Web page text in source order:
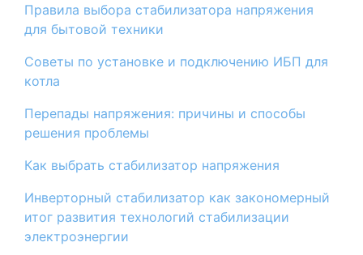
Правила выбора стабилизатора напряжения
для бытовой техники
Советы по установке и подключению ИБП для
котла
Перепады напряжения: причины и способы
решения проблемы
​Как выбрать стабилизатор напряжения
Инверторный стабилизатор как закономерный
итог развития технологий стабилизации
электроэнергии